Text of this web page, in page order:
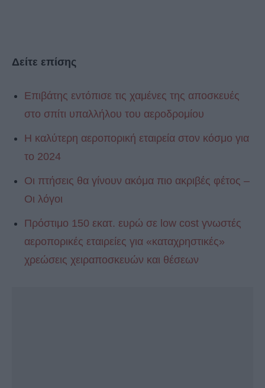
Δείτε επίσης
Επιβάτης εντόπισε τις χαμένες της αποσκευές
στο σπίτι υπαλλήλου του αεροδρομίου
Η καλύτερη αεροπορική εταιρεία στον κόσμο για
το 2024
Οι πτήσεις θα γίνουν ακόμα πιο ακριβές φέτος –
Οι λόγοι
Πρόστιμο 150 εκατ. ευρώ σε low cost γνωστές
αεροπορικές εταιρείες για «καταχρηστικές»
χρεώσεις χειραποσκευών και θέσεων